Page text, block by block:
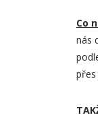
Co
nás